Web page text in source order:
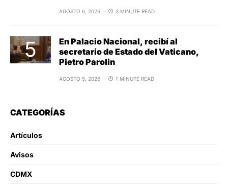
AGOSTO 6, 2026 3 MINUTE READ
En Palacio Nacional, recibí al
secretario de Estado del Vaticano,
Pietro Parolin
AGOSTO 5, 2026 1 MINUTE READ
CATEGORÍAS
Artículos
Avisos
CDMX